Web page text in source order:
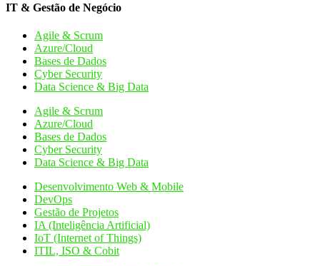
IT & Gestão de Negócio
Agile & Scrum
Azure/Cloud
Bases de Dados
Cyber Security
Data Science & Big Data
Agile & Scrum
Azure/Cloud
Bases de Dados
Cyber Security
Data Science & Big Data
Desenvolvimento Web & Mobile
DevOps
Gestão de Projetos
IA (Inteligência Artificial)
IoT (Internet of Things)
ITIL, ISO & Cobit